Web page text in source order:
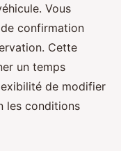
Vous
confirmation
Cette
un temps
de modifier
les conditions